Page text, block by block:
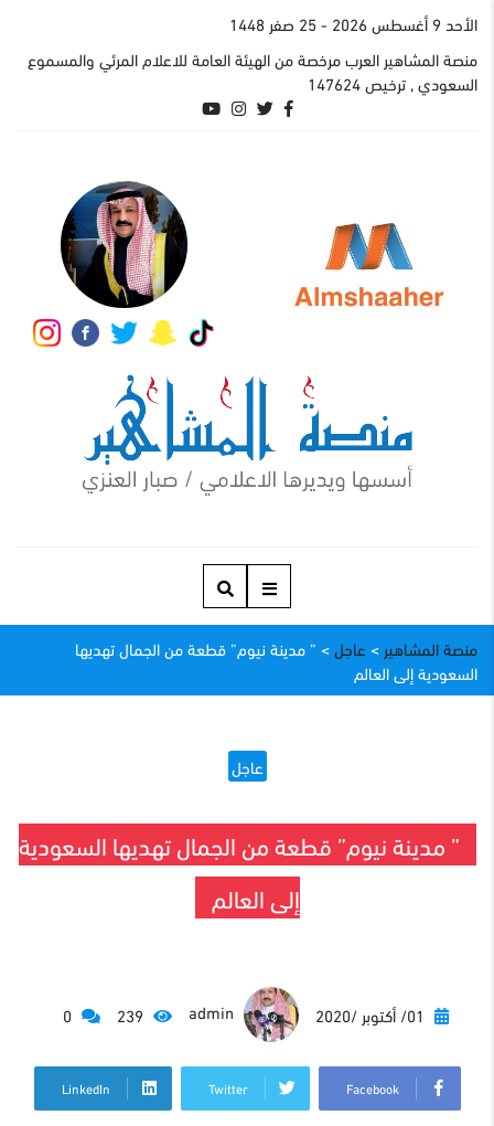
اﻷحد 9 أغسطس 2026
- 25 صفر 1448
منصة المشاهير العرب مرخصة من الهيئة العامة للاعلام المرئي والمسموع
السعودي , ترخيص 147624
منصة المشاهير > عاجل> ” مدينة نيوم” قطعة من الجمال تهديها
السعودية إلى العالم
عاجل
” مدينة نيوم” قطعة من الجمال تهديها السعودية
إلى العالم
239
Facebook
Twitter
LinkedIn